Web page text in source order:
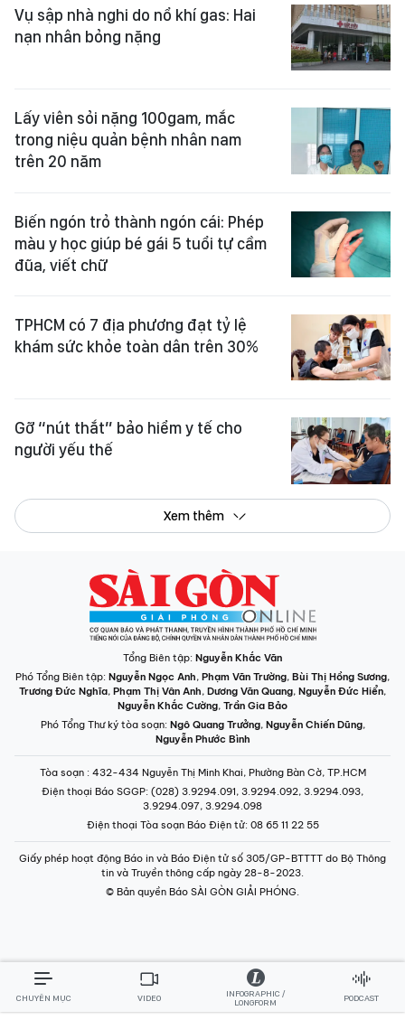
Vụ sập nhà nghi do nổ khí gas: Hai
nạn nhân bỏng nặng
Lấy viên sỏi nặng 100gam, mắc
trong niệu quản bệnh nhân nam
trên 20 năm
Biến ngón trỏ thành ngón cái: Phép
màu y học giúp bé gái 5 tuổi tự cầm
đũa, viết chữ
TPHCM có 7 địa phương đạt tỷ lệ
khám sức khỏe toàn dân trên 30%
Gỡ “nút thắt” bảo hiểm y tế cho
người yếu thế
Xem thêm
Tổng Biên tập: Nguyễn Khắc Văn
Phó Tổng Biên tập: Nguyễn Ngọc Anh, Phạm Văn Trường, Bùi Thị Hồng Sương,
Trương Đức Nghĩa, Phạm Thị Vân Anh, Dương Văn Quang, Nguyễn Đức Hiển,
Nguyễn Khắc Cường, Trần Gia Bảo
Phó Tổng Thư ký tòa soạn: Ngô Quang Trưởng, Nguyễn Chiến Dũng,
Nguyễn Phước Bình
Tòa soạn : 432-434 Nguyễn Thị Minh Khai, Phường Bàn Cờ, TP.HCM
Điện thoại Báo SGGP: (028) 3.9294.091, 3.9294.092, 3.9294.093,
3.9294.097, 3.9294.098
Điện thoại Tòa soạn Báo Điện tử: 08 65 11 22 55
Giấy phép hoạt động Báo in và Báo Điện tử số 305/GP-BTTTT do Bộ Thông
tin và Truyền thông cấp ngày 28-8-2023.
© Bản quyền Báo SÀI GÒN GIẢI PHÓNG.
CHUYÊN MỤC VIDEO
INFOGRAPHIC /
LONGFORM
PODCAST